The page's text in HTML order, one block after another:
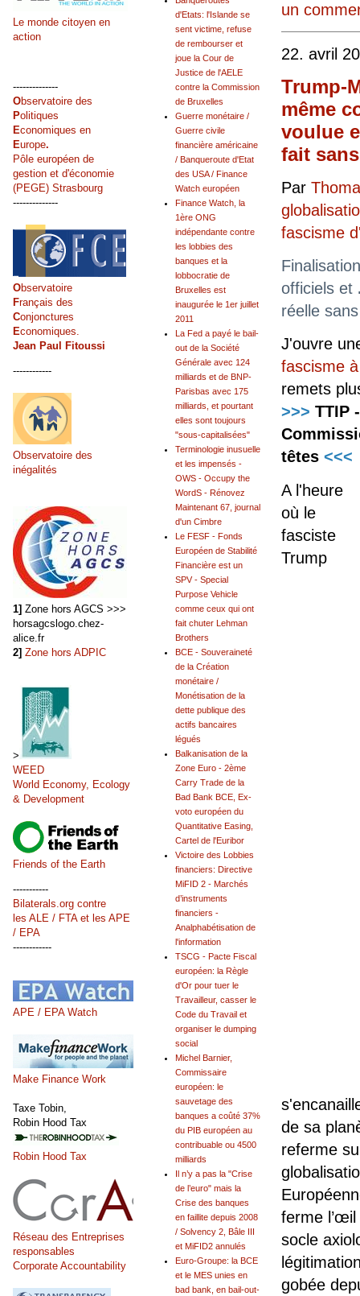
un
22. avril
Trump-
même
voulue
fait
Par
fascisme
officiels et
réelle
J'ouvre
fascisme
remets
>>> TTIP
têtes <<<
A l'heure
où le
fasciste
Trump
de sa
referme
ferme
socle
gobée
d'Etats: l'Islande se
sent victime, refuse
de rembourser et
joue la Cour de
Justice de l'AELE
contre la Commission
de Bruxelles
Guerre monétaire /
Guerre civile
financière américaine
/ Banqueroute d'Etat
des USA / Finance
Watch européen
Finance Watch, la
1ère ONG
indépendante contre
les lobbies des
banques et la
lobbocratie de
Bruxelles est
inaugurée le 1er juillet
2011
La Fed a payé le bail-
out de la Société
Générale avec 124
milliards et de BNP-
Parisbas avec 175
milliards, et pourtant
elles sont toujours
"sous-capitalisées"
Terminologie inusuelle
et les impensés -
OWS - Occupy the
WordS - Rénovez
Maintenant 67, journal
d'un Cimbre
Le FESF - Fonds
Européen de Stabilité
Financière est un
SPV - Special
Purpose Vehicle
comme ceux qui ont
fait chuter Lehman
Brothers
BCE - Souveraineté
de la Création
monétaire /
Monétisation de la
dette publique des
actifs bancaires
légués
Balkanisation de la
Zone Euro - 2ème
Carry Trade de la
Bad Bank BCE, Ex-
voto européen du
Quantitative Easing,
Cartel de l'Euribor
Victoire des Lobbies
financiers: Directive
MiFID 2 - Marchés
d’instruments
financiers -
Analphabétisation de
l'information
TSCG - Pacte Fiscal
européen: la Règle
d'Or pour tuer le
Travailleur, casser le
Code du Travail et
organiser le dumping
social
Michel Barnier,
Commissaire
européen: le
sauvetage des
banques a coûté 37%
du PIB européen au
contribuable ou 4500
milliards
Il n’y a pas la "Crise
de l’euro" mais la
Crise des banques
en faillite depuis 2008
/ Solvency 2, Bâle III
et MiFID2 annulés
Euro-Groupe: la BCE
et le MES unies en
bad bank, en bail-out-
Le monde citoyen en
action
--------------
Observatoire des
Politiques
Economiques en
Europe.
Pôle européen de
gestion et d'économie
(PEGE) Strasbourg
--------------
Observatoire
Français des
Conjonctures
Economiques.
Jean Paul Fitoussi
------------
Observatoire des
inégalités
1] Zone hors AGCS >>>
horsagcslogo.chez-
alice.fr
2] Zone hors ADPIC
>
WEED
World Economy, Ecology
& Development
Friends of the Earth
-----------
Bilaterals.org contre
les ALE / FTA et les APE
/ EPA
------------
APE / EPA Watch
Make Finance Work
Taxe Tobin,
Robin Hood Tax
Robin Hood Tax
Réseau des Entreprises
responsables
Corporate Accountability